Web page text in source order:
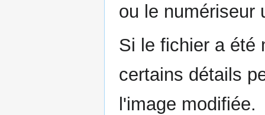
ou le numériseur
Si le fichier a été
certains détails
l'image modifiée.